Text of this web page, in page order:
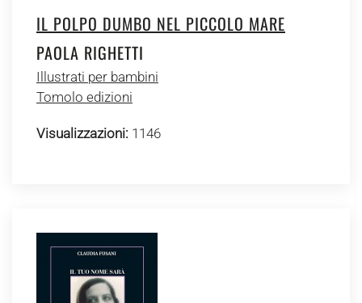
IL POLPO DUMBO NEL PICCOLO MARE
PAOLA RIGHETTI
Illustrati per bambini
Tomolo edizioni
Visualizzazioni: 1146